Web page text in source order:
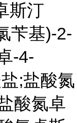
斯汀
苄基)-2-
-4-
;盐酸氮
酸氮卓